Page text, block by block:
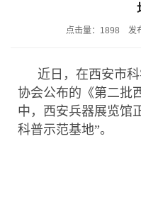
点击量：1898 发
近日，在西安市
协会公布的《第二批
中，西安兵器展览馆
科普示范基地”。